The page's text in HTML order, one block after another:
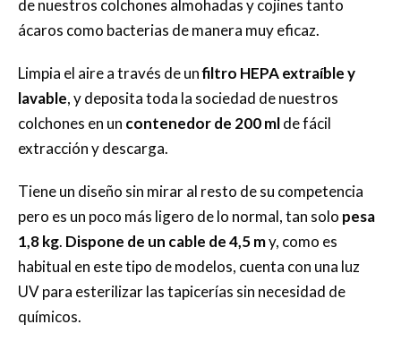
de nuestros colchones almohadas y cojines tanto
ácaros como bacterias de manera muy eficaz.
Limpia el aire a través de unfiltro HEPA extraíble y
lavable, y deposita toda la sociedad de nuestros
colchones en un contenedor de 200 mlde fácil
extracción y descarga.
Tiene un diseño sin mirar al resto de su competencia
pero es un poco más ligero de lo normal, tan solo pesa
1,8 kg. Dispone de un cable de 4,5 my, como es
habitual en este tipo de modelos, cuenta con una luz
UV para esterilizar las tapicerías sin necesidad de
químicos.